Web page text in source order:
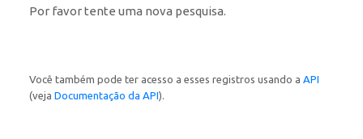
Por favor tente uma nova pesquisa.
Você também pode ter acesso a esses registros usando a API
(veja Documentação da API).